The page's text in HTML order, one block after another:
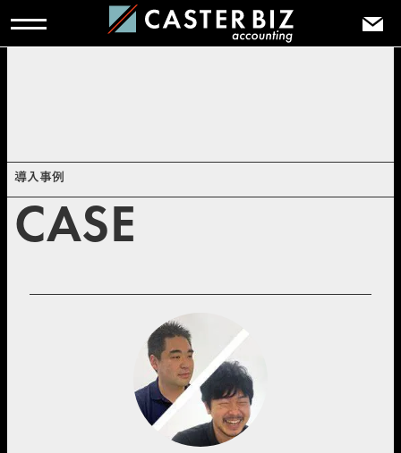
TOP> >経理業務のオンライン化で、不正や事故を防止～
CASTER BIZ accountingという第三の目がもたらす経営効果
導入事例
CASE